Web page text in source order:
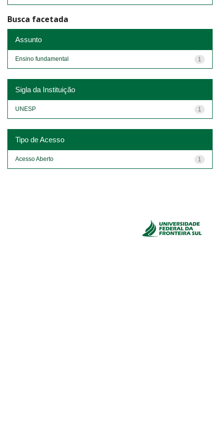
Busca facetada
Assunto
1
Ensino fundamental
Sigla da Instituição
1
UNESP
Tipo de Acesso
1
Acesso Aberto